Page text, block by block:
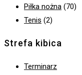
Piłka nożna (70)
Tenis (2)
Strefa kibica
Terminarz